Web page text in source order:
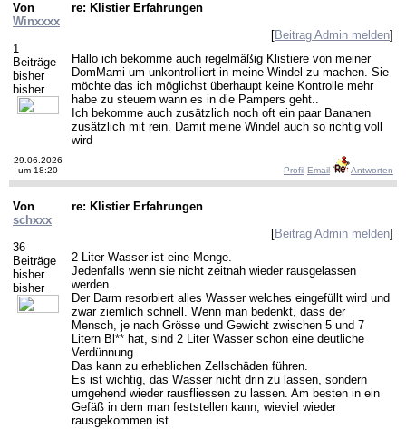
Von
Winxxxx
1
Beiträge
bisher
bisher
re: Klistier Erfahrungen
[Beitrag Admin melden]
Hallo ich bekomme auch regelmäßig Klistiere von meiner
DomMami um unkontrolliert in meine Windel zu machen. Sie
möchte das ich möglichst überhaupt keine Kontrolle mehr
habe zu steuern wann es in die Pampers geht..
Ich bekomme auch zusätzlich noch oft ein paar Bananen
zusätzlich mit rein. Damit meine Windel auch so richtig voll
wird
29.06.2026
um 18:20
Profil Email Antworten
Von
schxxx
36
Beiträge
bisher
bisher
re: Klistier Erfahrungen
[Beitrag Admin melden]
2 Liter Wasser ist eine Menge.
Jedenfalls wenn sie nicht zeitnah wieder rausgelassen
werden.
Der Darm resorbiert alles Wasser welches eingefüllt wird und
zwar ziemlich schnell. Wenn man bedenkt, dass der
Mensch, je nach Grösse und Gewicht zwischen 5 und 7
Litern Bl** hat, sind 2 Liter Wasser schon eine deutliche
Verdünnung.
Das kann zu erheblichen Zellschäden führen.
Es ist wichtig, das Wasser nicht drin zu lassen, sondern
umgehend wieder rausfliessen zu lassen. Am besten in ein
Gefäß in dem man feststellen kann, wieviel wieder
rausgekommen ist.